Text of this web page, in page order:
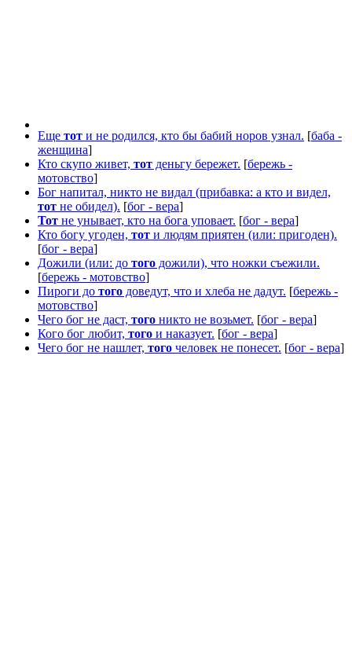
Еще тот и не родился, кто бы бабий норов узнал. [баба -
женщина]
Кто скупо живет, тот деньгу бережет. [бережь -
мотовство]
Бог напитал, никто не видал (прибавка: а кто и видел,
тот не обидел). [бог - вера]
Тот не унывает, кто на бога уповает. [бог - вера]
Кто богу угоден, тот и людям приятен (или: пригоден).
[бог - вера]
Дожили (или: до того дожили), что ножки съежили.
[бережь - мотовство]
Пироги до того доведут, что и хлеба не дадут. [бережь -
мотовство]
Чего бог не даст, того никто не возьмет. [бог - вера]
Кого бог любит, того и наказует. [бог - вера]
Чего бог не нашлет, того человек не понесет. [бог - вера]